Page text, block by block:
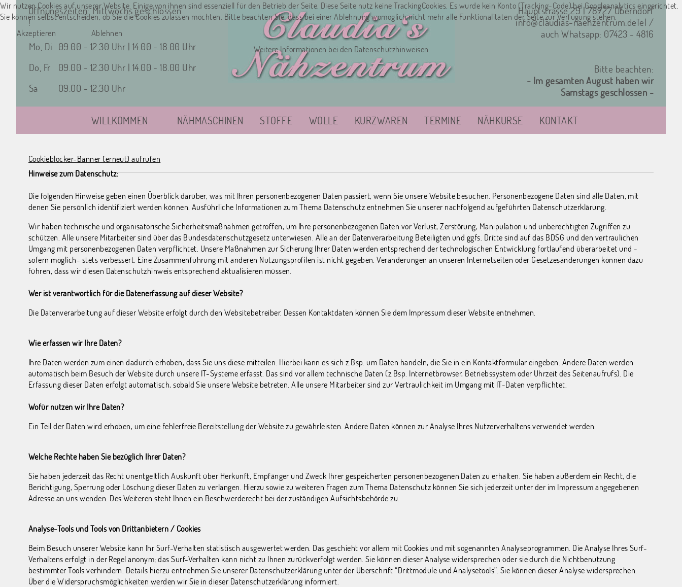
Öffnungszeiten: Mittwochs geschlossen
!
Mo, Di 09.00 - 12.30 Uhr | 14.00 - 18.00 Uhr
Do, Fr
09.00 - 12.30 Uhr | 14.00 - 18.00 Uhr
Sa
09.00 - 12.30 Uhr
Hauptstrasse 29 | 78727 Oberndorf
info@claudias-naehzentrum.deTel /
auch Whatsapp: 07423 - 4816
Bitte beachten:
- Im gesamten August haben wir
Samstags geschlossen -
WILLKOMMEN NÄHMASCHINEN STOFFE WOLLE KURZWAREN TERMINE NÄHKURSE KONTAKT
Cookieblocker-Banner (erneut) aufrufen
Hinweise zum Datenschutz:
Die folgenden Hinweise geben einen Überblick darüber, was mit Ihren personenbezogenen Daten passiert, wenn Sie unsere Website besuchen. Personenbezogene Daten sind alle Daten, mit
denen Sie persönlich identifiziert werden können. Ausführliche Informationen zum Thema Datenschutz entnehmen Sie unserer nachfolgend aufgeführten Datenschutzerklärung.
Wir haben technische und organisatorische Sicherheitsmaßnahmen getroffen, um Ihre personenbezogenen Daten vor Verlust, Zerstörung, Manipulation und unberechtigten Zugriffen zu
schützen. Alle unsere Mitarbeiter sind über das Bundesdatenschutzgesetz unterwiesen. Alle an der Datenverarbeitung Beteiligten und ggfs. Dritte sind auf das BDSG und den vertraulichen
Umgang mit personenbezogenen Daten verpflichtet. Unsere Maßnahmen zur Sicherung Ihrer Daten werden entsprechend der technologischen Entwicklung fortlaufend überarbeitet und -
sofern möglich- stets verbessert. Eine Zusammenführung mit anderen Nutzungsprofilen ist nicht gegeben. Veränderungen an unseren Internetseiten oder Gesetzesänderungen können dazu
führen, dass wir diesen Datenschutzhinweis entsprechend aktualisieren müssen.
Wer ist verantwortlich für die Datenerfassung auf dieser Website?
Die Datenverarbeitung auf dieser Website erfolgt durch den Websitebetreiber. Dessen Kontaktdaten können Sie dem Impressum dieser Website entnehmen.
Wie erfassen wir Ihre Daten?
Ihre Daten werden zum einen dadurch erhoben, dass Sie uns diese mitteilen. Hierbei kann es sich z.Bsp. um Daten handeln, die Sie in ein Kontaktformular eingeben. Andere Daten werden
automatisch beim Besuch der Website durch unsere IT-Systeme erfasst. Das sind vor allem technische Daten (z.Bsp. Internetbrowser, Betriebssystem oder Uhrzeit des Seitenaufrufs). Die
Erfassung dieser Daten erfolgt automatisch, sobald Sie unsere Website betreten. Alle unsere Mitarbeiter sind zur Vertraulichkeit im Umgang mit IT-Daten verpflichtet.
Wofür nutzen wir Ihre Daten?
Ein Teil der Daten wird erhoben, um eine fehlerfreie Bereitstellung der Website zu gewährleisten. Andere Daten können zur Analyse Ihres Nutzerverhaltens verwendet werden.
Welche Rechte haben Sie bezüglich Ihrer Daten?
Sie haben jederzeit das Recht unentgeltlich Auskunft über Herkunft, Empfänger und Zweck Ihrer gespeicherten personenbezogenen Daten zu erhalten. Sie haben außerdem ein Recht, die
Berichtigung, Sperrung oder Löschung dieser Daten zu verlangen. Hierzu sowie zu weiteren Fragen zum Thema Datenschutz können Sie sich jederzeit unter der im Impressum angegebenen
Adresse an uns wenden. Des Weiteren steht Ihnen ein Beschwerderecht bei der zuständigen Aufsichtsbehörde zu.
Analyse-Tools und Tools von Drittanbietern / Cookies
Beim Besuch unserer Website kann Ihr Surf-Verhalten statistisch ausgewertet werden. Das geschieht vor allem mit Cookies und mit sogenannten Analyseprogrammen. Die Analyse Ihres Surf-
Verhaltens erfolgt in der Regel anonym; das Surf-Verhalten kann nicht zu Ihnen zurückverfolgt werden. Sie können dieser Analyse widersprechen oder sie durch die Nichtbenutzung
bestimmter Tools verhindern. Details hierzu entnehmen Sie unserer Datenschutzerklärung unter der Überschrift “Drittmodule und Analysetools”. Sie können dieser Analyse widersprechen.
Über die Widerspruchsmöglichkeiten werden wir Sie in dieser Datenschutzerklärung informiert.
Wir nutzen Cookies auf unserer Website. Einige von ihnen sind essenziell für den Betrieb der Seite. Diese Seite nutz keine TrackingCookies. Es wurde kein Konto (Tracking-Code) bei Googleanalytics eingerichtet.
Sie können selbst entscheiden, ob Sie die Cookies zulassen möchten. Bitte beachten Sie, dass bei einer Ablehnung womöglich nicht mehr alle Funktionalitäten der Seite zur Verfügung stehen.
Akzeptieren
Ablehnen
Weitere Informationen bei den Datenschutzhinweisen